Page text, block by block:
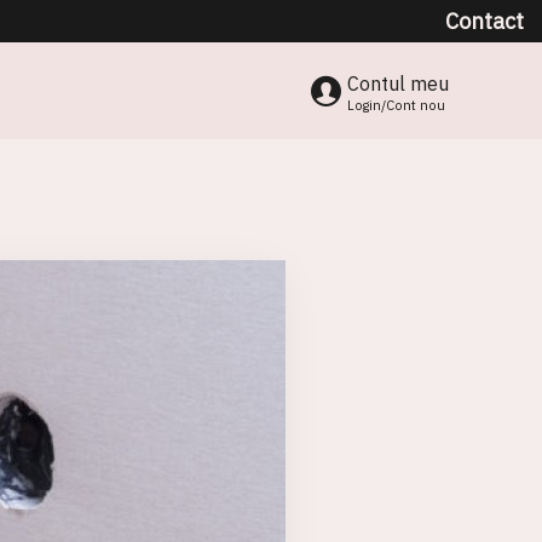
Contact
Contul meu
Login/Cont nou